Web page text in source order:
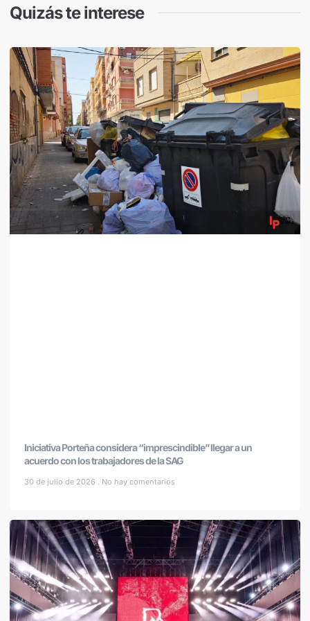
Quizás te interese
Iniciativa Porteña considera “imprescindible” llegar a un
acuerdo con los trabajadores de la SAG
30 de julio de 2026 No hay comentarios